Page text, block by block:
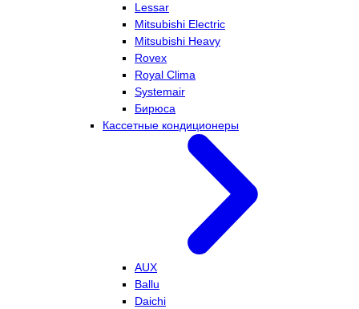
Lessar
Mitsubishi Electric
Mitsubishi Heavy
Rovex
Royal Clima
Systemair
Бирюса
Кассетные кондиционеры
AUX
Ballu
Daichi